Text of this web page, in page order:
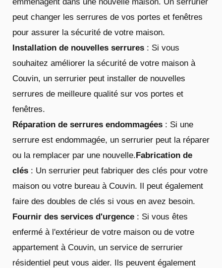
peut changer les serrures de vos portes et fenêtres
pour assurer la sécurité de votre maison.
Installation de nouvelles serrures : Si vous
souhaitez améliorer la sécurité de votre maison à
Couvin, un serrurier peut installer de nouvelles
serrures de meilleure qualité sur vos portes et
fenêtres.
Réparation de serrures endommagées : Si une
serrure est endommagée, un serrurier peut la réparer
ou la remplacer par une nouvelle.Fabrication de
clés : Un serrurier peut fabriquer des clés pour votre
maison ou votre bureau à Couvin. Il peut également
faire des doubles de clés si vous en avez besoin.
Fournir des services d'urgence : Si vous êtes
enfermé à l'extérieur de votre maison ou de votre
appartement à Couvin, un service de serrurier
résidentiel peut vous aider. Ils peuvent également